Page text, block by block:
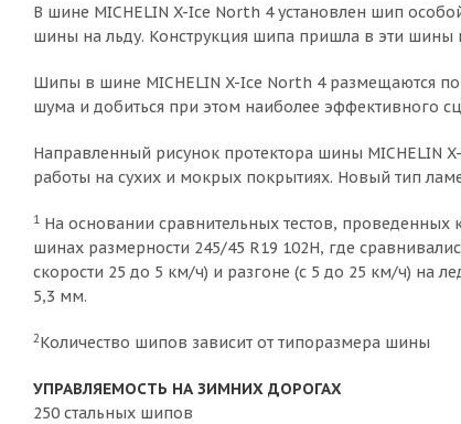
В шине MICHELIN X-Ice North 4 установлен шип
шины на льду. Конструкция шипа пришла в эти шины
Шипы в шине MICHELIN X-Ice North 4 размещаются по
шума и добиться при этом наиболее эффективного
Направленный рисунок протектора шины MICHELIN
работы на сухих и мокрых покрытиях. Новый тип
1 На основании сравнительных тестов,
шинах размерности 245/45 R19 102H, где
скорости 25 до 5 км/ч) и разгоне (с 5 до 25 км/ч) на
5,3 мм.​
2Количество шипов зависит от типоразмера шины
УПРАВЛЯЕМОСТЬ НА ЗИМНИХ ДОРОГАХ
250 стальных шипов